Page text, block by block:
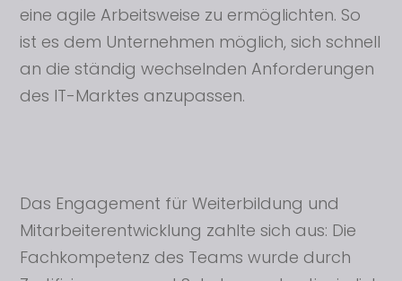
eine agile Arbeitsweise zu ermöglichten. So
ist es dem Unternehmen möglich, sich schnell
an die ständig wechselnden Anforderungen
des IT-Marktes anzupassen.
Das Engagement für Weiterbildung und
Mitarbeiterentwicklung zahlte sich aus: Die
Fachkompetenz des Teams wurde durch